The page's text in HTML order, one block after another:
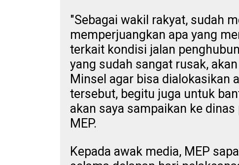
"Sebagai wakil rakyat, sudah
memperjuangkan apa yang
terkait kondisi jalan
yang sudah sangat rusak,
Minsel agar bisa dialokasikan
tersebut, begitu juga untuk
akan saya sampaikan ke
MEP.
Kepada awak media, MEP